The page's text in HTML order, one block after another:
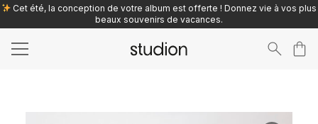
Cet été, la conception de votre album est offerte ! Donnez vie à vos plus
beaux souvenirs de vacances.